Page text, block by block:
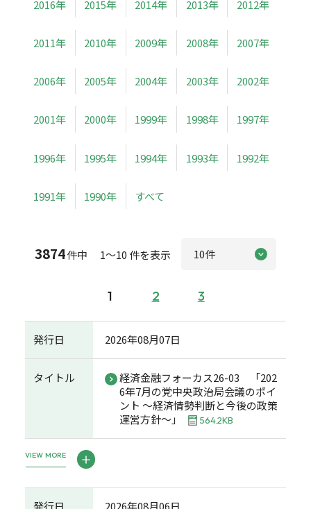
2016年 2015年 2014年 2013年 2012年
2011年 2010年 2009年 2008年 2007年
2006年 2005年 2004年 2003年 2002年
2001年 2000年 1999年 1998年 1997年
1996年 1995年 1994年 1993年 1992年
1991年 1990年 すべて
3874件中 1～10 件を表示
1 2 3
発行日 2026年08月07日
タイトル
経済金融フォーカス26-03 「202
6年7月の党中央政治局会議のポイ
ント ～経済情勢判断と今後の政策
運営方針～」
564.2KB
VIEW MORE